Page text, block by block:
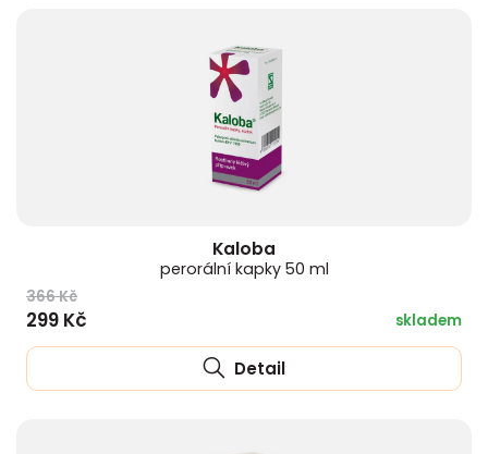
Kaloba
perorální kapky 50 ml
366 Kč
299 Kč skladem
Detail